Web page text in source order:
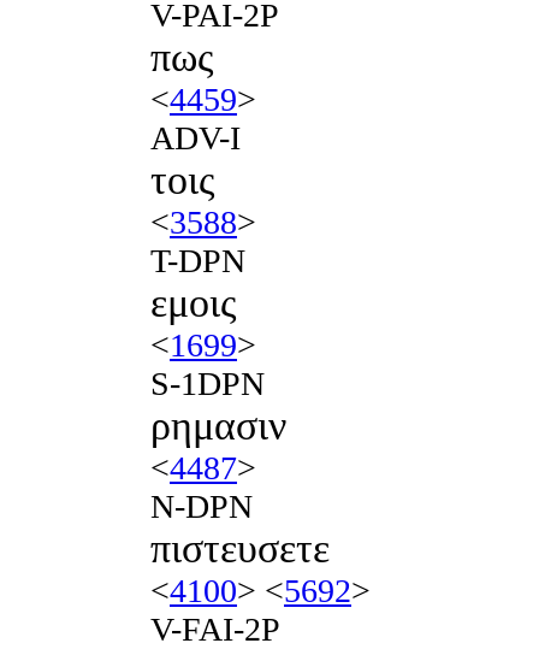
V-PAI-2P
πως
<4459>
ADV-I
τοις
<3588>
T-DPN
εμοις
<1699>
S-1DPN
ρημασιν
<4487>
N-DPN
πιστευσετε
<4100> <5692>
V-FAI-2P